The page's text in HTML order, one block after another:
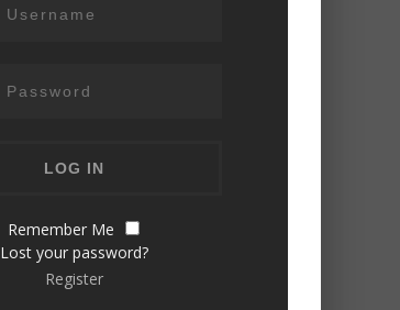
Remember Me
Lost your password?
Register